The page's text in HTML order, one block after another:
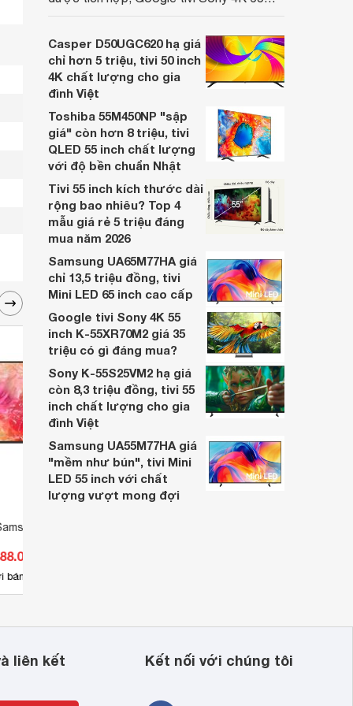
4K 65 inch
đ
bán
nhiều cửa hàng điện máy giảm giá sâu.
Casper D50UGC620 hạ giá
chỉ hơn 5 triệu, tivi 50 inch
4K chất lượng cho gia
đình Việt
Toshiba 55M450NP "sập
giá" còn hơn 8 triệu, tivi
QLED 55 inch chất lượng
với độ bền chuẩn Nhật
Tivi 55 inch kích thước dài
rộng bao nhiêu? Top 4
mẫu giá rẻ 5 triệu đáng
mua năm 2026
Samsung UA65M77HA giá
chỉ 13,5 triệu đồng, tivi
Mini LED 65 inch cao cấp
Google tivi Sony 4K 55
inch K-55XR70M2 giá 35
triệu có gì đáng mua?
Sony K-55S25VM2 hạ giá
còn 8,3 triệu đồng, tivi 55
inch chất lượng cho gia
đình Việt
Samsung UA55M77HA giá
"mềm như bún", tivi Mini
LED 55 inch với chất
lượng vượt mong đợi
liên kết Kết nối với chúng tôi